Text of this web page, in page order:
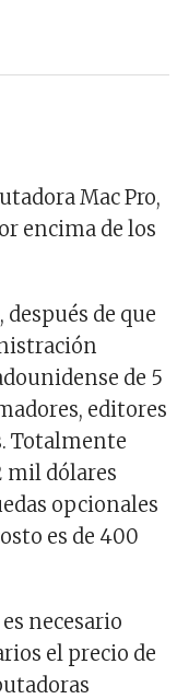
Mac Pro,
encima de los
de que
de 5
editores
Totalmente
mil dólares
opcionales
es de 400
necesario
el precio de